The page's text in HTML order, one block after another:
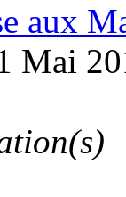
aux
Mai